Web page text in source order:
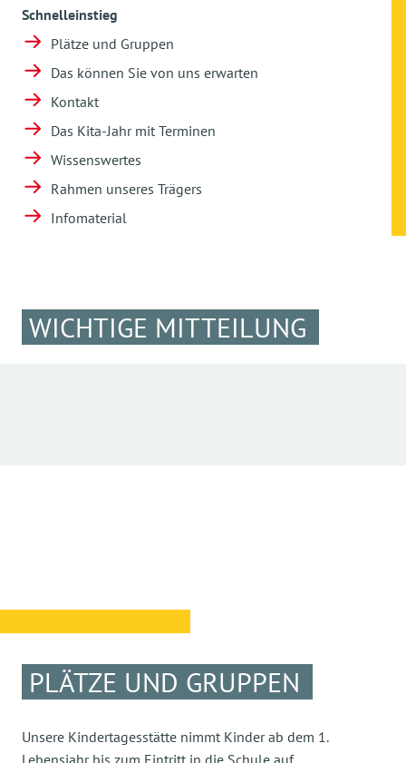
Schnelleinstieg
Plätze und Gruppen
Das können Sie von uns erwarten
Kontakt
Das Kita-Jahr mit Terminen
Wissenswertes
Rahmen unseres Trägers
Infomaterial
WICHTIGE MITTEILUNG
PLÄTZE UND GRUPPEN
Unsere Kindertagesstätte nimmt Kinder ab dem 1.
Lebensjahr bis zum Eintritt in die Schule auf.